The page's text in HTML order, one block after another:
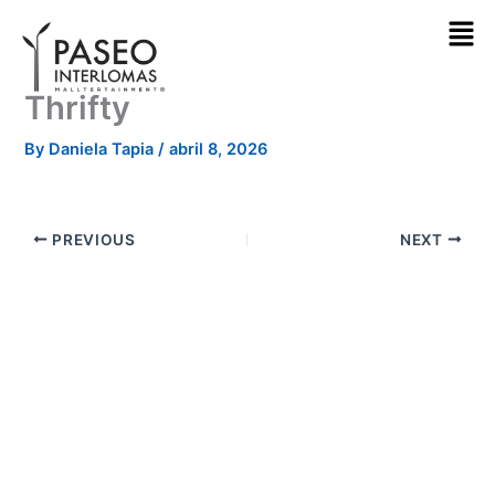
content
Thrifty
By Daniela Tapia/abril 8, 2026
PREVIOUS NEXT